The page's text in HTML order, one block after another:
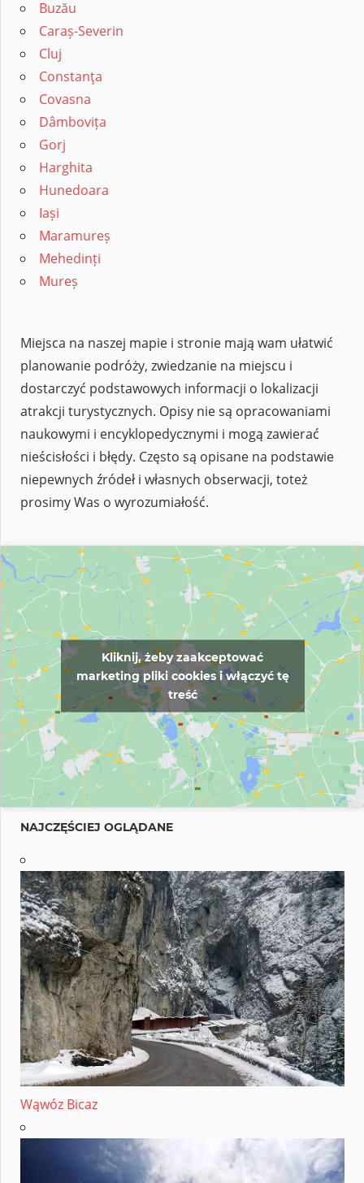
Buzău
Caraș-Severin
Cluj
Constanţa
Covasna
Dâmbovița
Gorj
Harghita
Hunedoara
Iași
Maramureș
Mehedinți
Mureș
Miejsca na naszej mapie i stronie mają wam ułatwić
planowanie podróży, zwiedzanie na miejscu i
dostarczyć podstawowych informacji o lokalizacji
atrakcji turystycznych. Opisy nie są opracowaniami
naukowymi i encyklopedycznymi i mogą zawierać
nieścisłości i błędy. Często są opisane na podstawie
niepewnych źródeł i własnych obserwacji, toteż
prosimy Was o wyrozumiałość.
Kliknij, żeby zaakceptować
marketing pliki cookies i włączyć tę
treść
NAJCZĘŚCIEJ OGLĄDANE
Wąwóz Bicaz